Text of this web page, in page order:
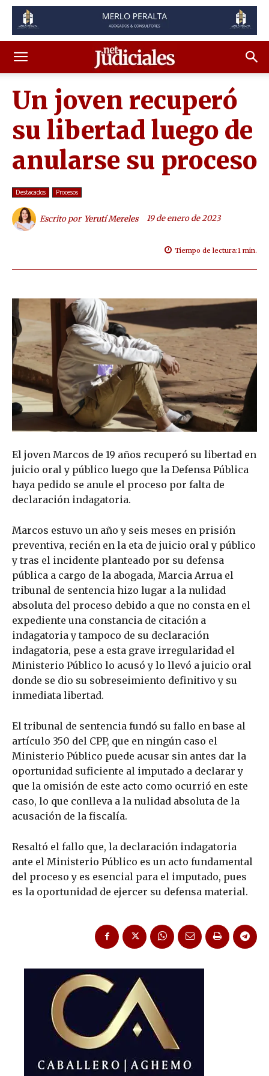
Un joven recuperó
su libertad luego de
anularse su proceso
Destacados Procesos
Escrito por Yerutí Mereles 19 de enero de 2023
Tiempo de lectura:1 min.
El joven Marcos de 19 años recuperó su libertad en
juicio oral y público luego que la Defensa Pública
haya pedido se anule el proceso por falta de
declaración indagatoria.
Marcos estuvo un año y seis meses en prisión
preventiva, recién en la eta de juicio oral y público
y tras el incidente planteado por su defensa
pública a cargo de la abogada, Marcia Arrua el
tribunal de sentencia hizo lugar a la nulidad
absoluta del proceso debido a que no consta en el
expediente una constancia de citación a
indagatoria y tampoco de su declaración
indagatoria, pese a esta grave irregularidad el
Ministerio Público lo acusó y lo llevó a juicio oral
donde se dio su sobreseimiento definitivo y su
inmediata libertad.
El tribunal de sentencia fundó su fallo en base al
artículo 350 del CPP, que en ningún caso el
Ministerio Público puede acusar sin antes dar la
oportunidad suficiente al imputado a declarar y
que la omisión de este acto como ocurrió en este
caso, lo que conlleva a la nulidad absoluta de la
acusación de la fiscalía.
Resaltó el fallo que, la declaración indagatoria
ante el Ministerio Público es un acto fundamental
del proceso y es esencial para el imputado, pues
es la oportunidad de ejercer su defensa material.